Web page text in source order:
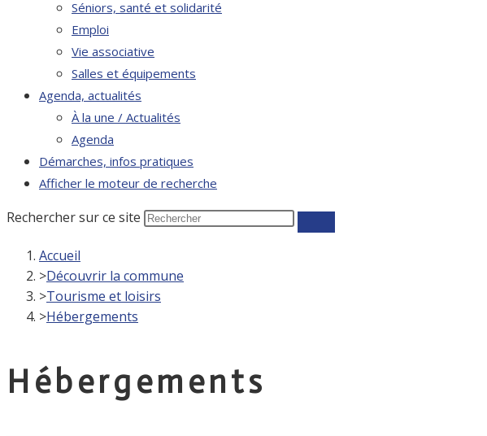
Séniors, santé et solidarité
Emploi
Vie associative
Salles et équipements
Agenda, actualités
À la une / Actualités
Agenda
Démarches, infos pratiques
Afficher le moteur de recherche
Rechercher sur ce site
Accueil
>Découvrir la commune
>Tourisme et loisirs
>Hébergements
Hébergements